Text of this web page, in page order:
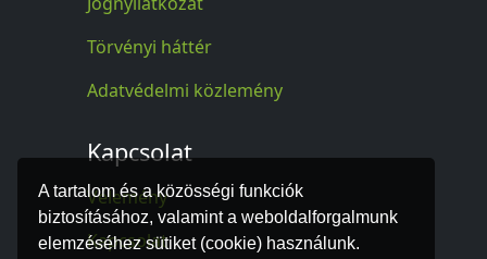
A tartalom és a közösségi funkciók
biztosításához, valamint a weboldalforgalmunk
elemzéséhez sütiket (cookie) használunk.
Törvényi háttér
Adatvédelmi közlemény
Kapcsolat
Vélemény
Kapcsolat